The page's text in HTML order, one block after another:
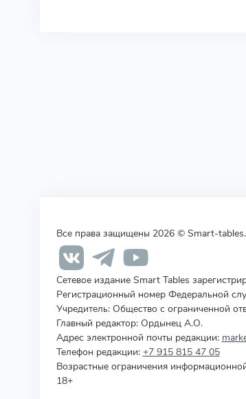
Все права защищены 2026 © Smart-
Сетевое издание Smart Tables
Регистрационный номер Федеральной
Учредитель: Общество с ограниченной
Главный редактор: Ордынец А.О.
Адрес электронной почты редакции:
Телефон редакции: +7 915 815 47 05
Возрастные ограничения
18+